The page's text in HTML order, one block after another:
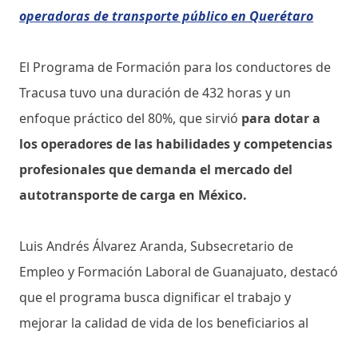
operadoras de transporte público en Querétaro
El Programa de Formación para los conductores de
Tracusa tuvo una duración de 432 horas y un
enfoque práctico del 80%, que sirvió para dotar a
los operadores de las habilidades y competencias
profesionales que demanda el mercado del
autotransporte de carga en México.
Luis Andrés Álvarez Aranda, Subsecretario de
Empleo y Formación Laboral de Guanajuato, destacó
que el programa busca dignificar el trabajo y
mejorar la calidad de vida de los beneficiarios al